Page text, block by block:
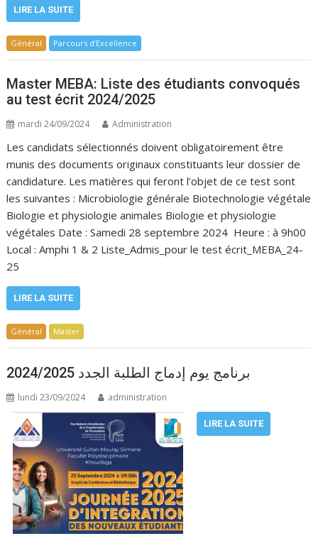
LIRE LA SUITE
Général Parcours d’Excellence
Master MEBA: Liste des étudiants convoqués
au test écrit 2024/2025
mardi 24/09/2024 Administration
Les candidats sélectionnés doivent obligatoirement être
munis des documents originaux constituants leur dossier de
candidature. Les matières qui feront l’objet de ce test sont
les suivantes : Microbiologie générale Biotechnologie végétale
Biologie et physiologie animales Biologie et physiologie
végétales Date : Samedi 28 septembre 2024 Heure : à 9h00
Local : Amphi 1 & 2 Liste_Admis_pour le test écrit_MEBA_24-
25
LIRE LA SUITE
Général Master
برنامج يوم إدماج الطلبة الجدد 2024/2025
lundi 23/09/2024 administration
LIRE LA SUITE